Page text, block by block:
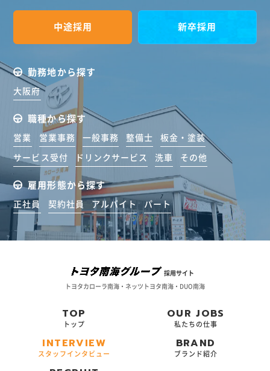
中途採用 新卒採用
勤務地から探す
大阪府
職種から探す
営業 営業事務 一般事務 整備士 板金・塗装
サービス受付 ドリンクサービス 洗車 その他
雇用形態から探す
正社員 契約社員 アルバイト パート
採用サイト
トヨタカローラ南海・ネッツトヨタ南海・DUO南海
TOP
トップ
OUR JOBS
私たちの仕事
INTERVIEW
スタッフインタビュー
BRAND
ブランド紹介